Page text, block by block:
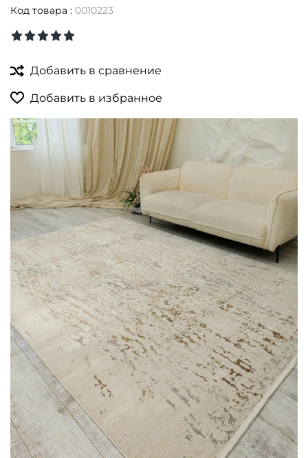
Код товара : 0010223
Добавить в сравнение
Добавить в избранное